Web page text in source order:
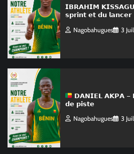
𝗜𝗕𝗥𝗔𝗛𝗜𝗠
𝘀𝗽𝗿𝗶𝗻𝘁 𝗲𝘁 𝗱𝘂 𝗹𝗮𝗻𝗰𝗲𝗿
Nagobahugues 3
𝗗𝗔𝗡𝗜𝗘𝗟 𝗔𝗞𝗣𝗔 –
𝗱𝗲 𝗽𝗶𝘀𝘁𝗲
Nagobahugues 3